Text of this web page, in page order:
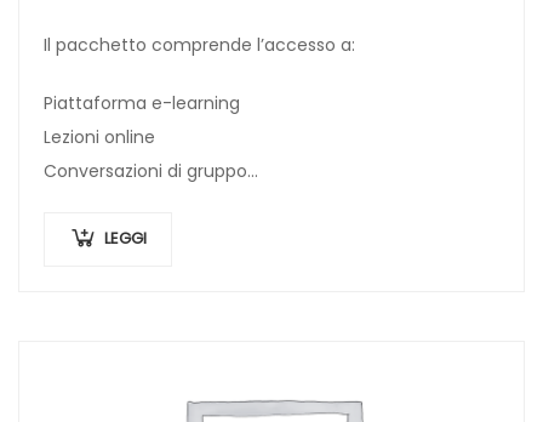
Il pacchetto comprende l’accesso a:
Piattaforma e-learning
Lezioni online
Conversazioni di gruppo
LEGGI